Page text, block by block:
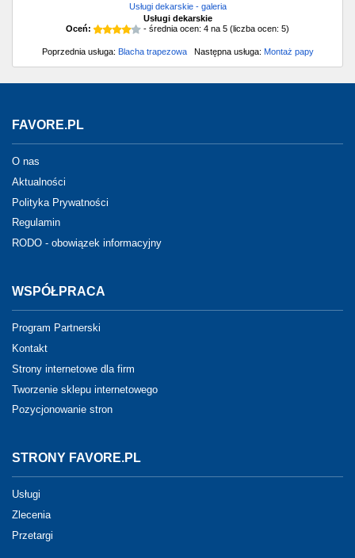
Usługi dekarskie - galeria
Usługi dekarskie
Oceń:
- średnia ocen: 4 na 5 (liczba ocen: 5)
Poprzednia usługa: Blacha trapezowaNastępna usługa: Montaż papy
FAVORE.PL
O nas
Aktualności
Polityka Prywatności
Regulamin
RODO - obowiązek informacyjny
WSPÓŁPRACA
Program Partnerski
Kontakt
Strony internetowe dla firm
Tworzenie sklepu internetowego
Pozycjonowanie stron
STRONY FAVORE.PL
Usługi
Zlecenia
Przetargi